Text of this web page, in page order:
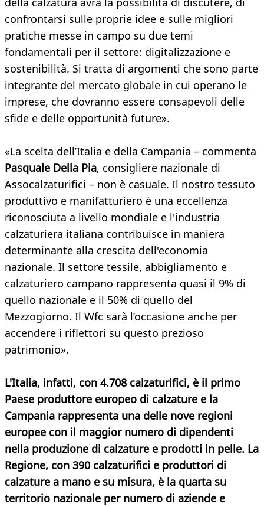
confrontarsi sulle proprie idee e sulle migliori
pratiche messe in campo su due temi
fondamentali per il settore: digitalizzazione e
sostenibilità. Si tratta di argomenti che sono parte
integrante del mercato globale in cui operano le
imprese, che dovranno essere consapevoli delle
sfide e delle opportunità future».
«La scelta dell’Italia e della Campania – commenta
Pasquale Della Pia, consigliere nazionale di
Assocalzaturifici – non è casuale. Il nostro tessuto
produttivo e manifatturiero è una eccellenza
riconosciuta a livello mondiale e l'industria
calzaturiera italiana contribuisce in maniera
determinante alla crescita dell'economia
nazionale. Il settore tessile, abbigliamento e
calzaturiero campano rappresenta quasi il 9% di
quello nazionale e il 50% di quello del
Mezzogiorno. Il Wfc sarà l’occasione anche per
accendere i riflettori su questo prezioso
patrimonio».
L'Italia, infatti, con 4.708 calzaturifici, è il primo
Paese produttore europeo di calzature e la
Campania rappresenta una delle nove regioni
europee con il maggior numero di dipendenti
nella produzione di calzature e prodotti in pelle. La
Regione, con 390 calzaturifici e produttori di
calzature a mano e su misura, è la quarta su
territorio nazionale per numero di aziende e